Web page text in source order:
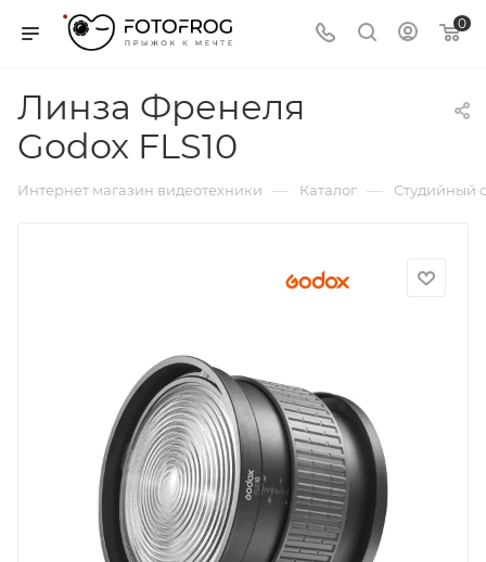
0
Линза Френеля
Godox FLS10
Интернет магазин видеотехники — Каталог — Студийный